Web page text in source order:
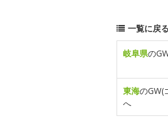
一覧に戻る
岐阜県の
東海のGW(
へ